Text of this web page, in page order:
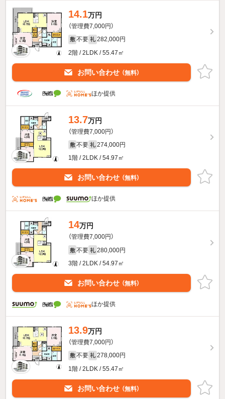
14.1万円
（管理費7,000円）
敷 不要 礼 282,000円
2階 / 2LDK / 55.47㎡
お問い合わせ （無料）
ほか提供
13.7万円
（管理費7,000円）
敷 不要 礼 274,000円
1階 / 2LDK / 54.97㎡
お問い合わせ （無料）
ほか提供
14万円
（管理費7,000円）
敷 不要 礼 280,000円
3階 / 2LDK / 54.97㎡
お問い合わせ （無料）
ほか提供
13.9万円
（管理費7,000円）
敷 不要 礼 278,000円
1階 / 2LDK / 55.47㎡
お問い合わせ （無料）